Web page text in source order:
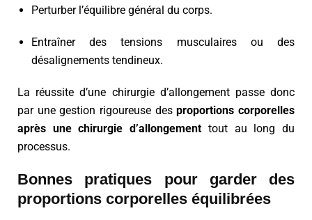
Perturber l’équilibre général du corps.
Entraîner des tensions musculaires ou des
désalignements tendineux.
La réussite d’une chirurgie d’allongement passe donc
par une gestion rigoureuse desproportions corporelles
après une chirurgie d’allongement tout au long du
processus.
Bonnes pratiques pour garder des
proportions corporelles équilibrées